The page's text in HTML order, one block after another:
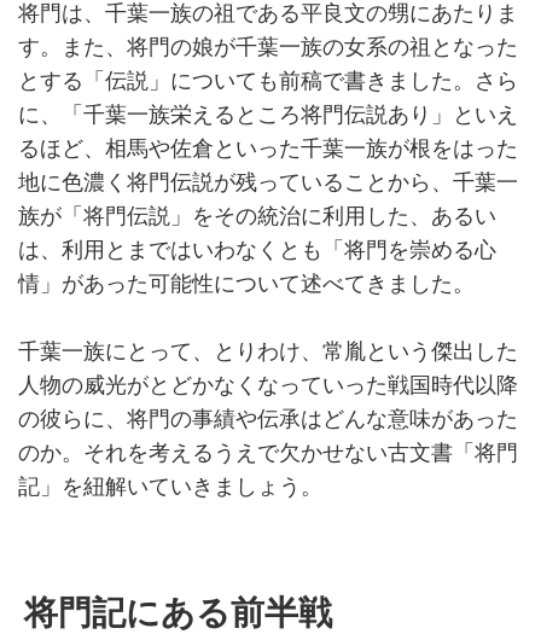
将門は、千葉一族の祖である平良文の甥にあたりま
す。また、将門の娘が千葉一族の女系の祖となった
とする「伝説」についても前稿で書きました。さら
に、「千葉一族栄えるところ将門伝説あり」といえ
るほど、相馬や佐倉といった千葉一族が根をはった
地に色濃く将門伝説が残っていることから、千葉一
族が「将門伝説」をその統治に利用した、あるい
は、利用とまではいわなくとも「将門を崇める心
情」があった可能性について述べてきました。
千葉一族にとって、とりわけ、常胤という傑出した
人物の威光がとどかなくなっていった戦国時代以降
の彼らに、将門の事績や伝承はどんな意味があった
のか。それを考えるうえで欠かせない古文書「将門
記」を紐解いていきましょう。
将門記にある前半戦